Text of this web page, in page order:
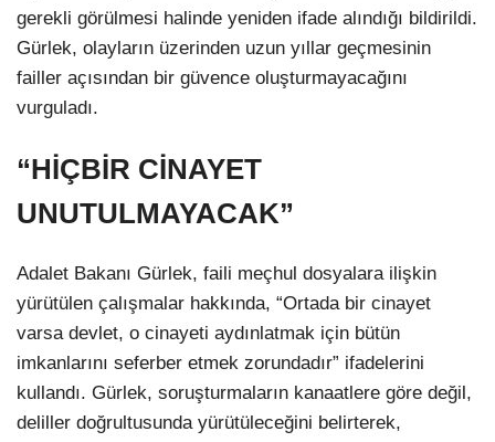
gerekli görülmesi halinde yeniden ifade alındığı bildirildi.
Gürlek, olayların üzerinden uzun yıllar geçmesinin
failler açısından bir güvence oluşturmayacağını
vurguladı.
“HİÇBİR CİNAYET
UNUTULMAYACAK”
Adalet Bakanı Gürlek, faili meçhul dosyalara ilişkin
yürütülen çalışmalar hakkında, “Ortada bir cinayet
varsa devlet, o cinayeti aydınlatmak için bütün
imkanlarını seferber etmek zorundadır” ifadelerini
kullandı. Gürlek, soruşturmaların kanaatlere göre değil,
deliller doğrultusunda yürütüleceğini belirterek,